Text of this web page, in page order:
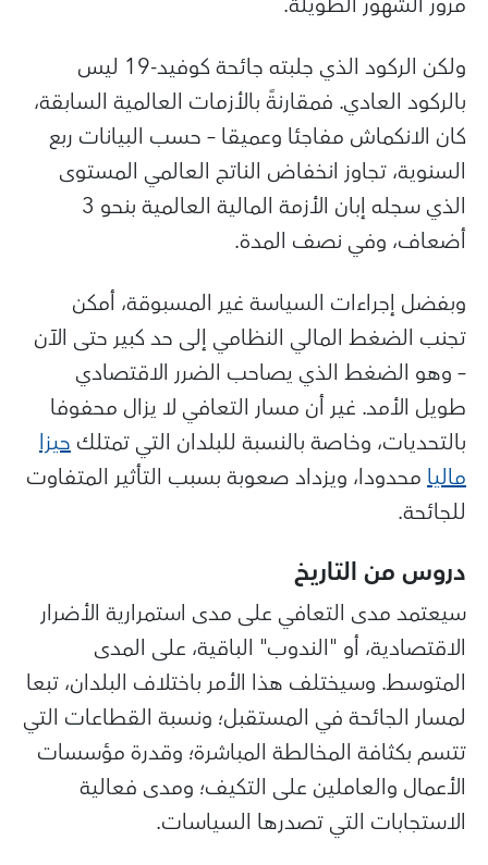
ولكن الركود الذي جلبته جائحة كوفيد-19 ليس
بالركود العادي. فمقارنةً بالأزمات العالمية السابقة،
كان الانكماش مفاجئا وعميقا – حسب البيانات ربع
السنوية، تجاوز انخفاض الناتج العالمي المستوى
الذي سجله إبان الأزمة المالية العالمية بنحو 3
أضعاف، وفي نصف المدة.
وبفضل إجراءات السياسة غير المسبوقة، أمكن
تجنب الضغط المالي النظامي إلى حد كبير حتى الآن
– وهو الضغط الذي يصاحب الضرر الاقتصادي
طويل الأمد. غير أن مسار التعافي لا يزال محفوفا
بالتحديات، وخاصة بالنسبة للبلدان التي تمتلكحيزا
ماليامحدودا، ويزداد صعوبة بسبب التأثير المتفاوت
للجائحة.
دروس من التاريخ
سيعتمد مدى التعافي على مدى استمرارية الأضرار
الاقتصادية، أو "الندوب" الباقية، على المدى
المتوسط. وسيختلف هذا الأمر باختلاف البلدان، تبعا
لمسار الجائحة في المستقبل؛ ونسبة القطاعات التي
تتسم بكثافة المخالطة المباشرة؛ وقدرة مؤسسات
الأعمال والعاملين على التكيف؛ ومدى فعالية
الاستجابات التي تصدرها السياسات.